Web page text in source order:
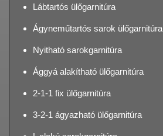
Lábtartós ülőgarnitúra
Ágyneműtartós sarok ülőgarnitúra
Nyitható sarokgarnitúra
Ággyá alakítható ülőgarnitúra
2-1-1 fix ülőgarnitúra
3-2-1 ágyazható ülőgarnitúra